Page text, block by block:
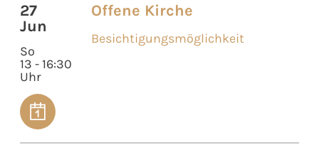
27
Jun
So
13 - 16:30
Uhr
Offene Kirche
Besichtigungsmöglichkeit